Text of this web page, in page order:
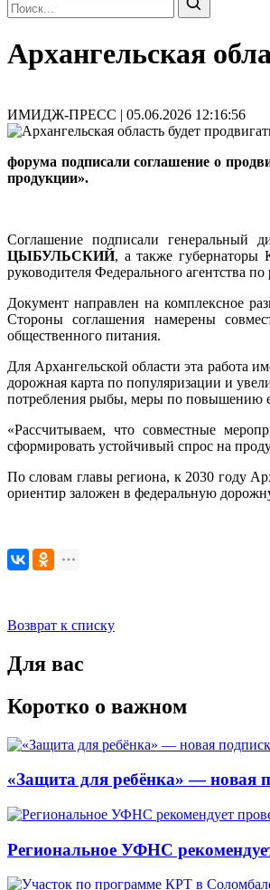
Архангельская
ИМИДЖ-ПРЕСС | 05.06.2026 12:16:56
форума подписали соглашение о
продукции».
Соглашение подписали
ЦЫБУЛЬСКИЙ, а также губернаторы
руководителя Федерального агентства
Документ направлен на комплексное
Стороны соглашения намерены
общественного питания.
Для Архангельской области эта работа
дорожная карта по популяризации и
потребления рыбы, меры по повышению
«Рассчитываем, что совместные
сформировать устойчивый спрос на
По словам главы региона, к 2030 году
ориентир заложен в федеральную
Возврат к списку
Для вас
Коротко о важном
«Защита для ребёнка» — новая
Региональное УФНС